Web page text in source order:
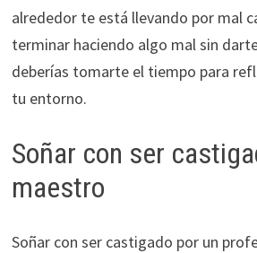
alrededor te está llevando por mal
terminar haciendo algo mal sin
deberías tomarte el tiempo para
tu entorno.
Soñar con ser
maestro
Soñar con ser castigado por un